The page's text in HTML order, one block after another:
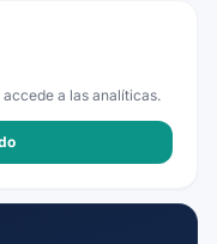
a las analíticas.